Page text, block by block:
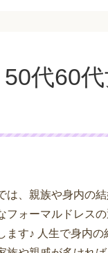
代60
は、親族や身内の
フォーマルドレス
ます♪ 人生で身内の